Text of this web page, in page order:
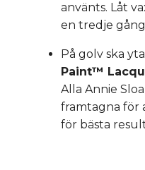
använts. Låt
en tredje
På golv ska
Paint™
Alla Annie
framtagna för
för bästa